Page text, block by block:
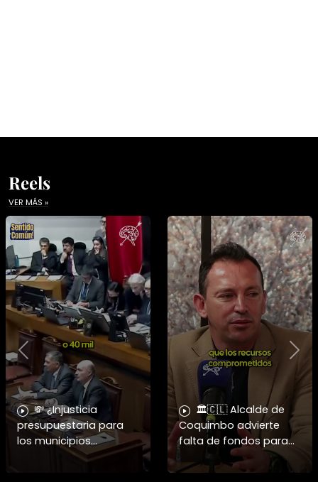
Reels
VER MÁS »
💸 ¿Injusticia
presupuestaria para
los municipios
golpeados? El alcalde
🏛️🇨🇱 Alcalde de
Coquimbo advierte
falta de fondos para
reconstrucción en 2026
y cuestiona
Previous